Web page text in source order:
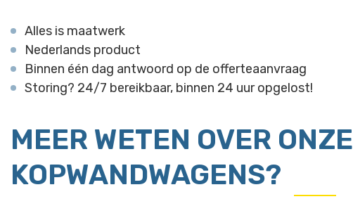
Alles is maatwerk
Nederlands product
Binnen één dag antwoord op de offerteaanvraag
Storing? 24/7 bereikbaar, binnen 24 uur opgelost!
MEER WETEN OVER ONZE
KOPWANDWAGENS?